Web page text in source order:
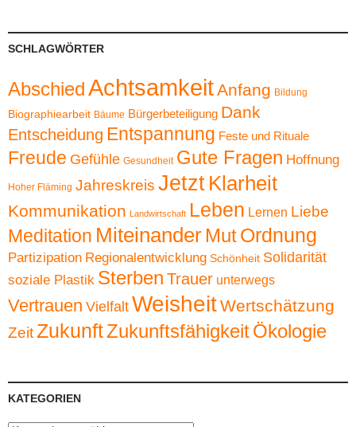
SCHLAGWÖRTER
AbschiedAchtsamkeitAnfang Bildung
Biographiearbeit Bäume Bürgerbeteiligung Dank
Entscheidung Entspannung Feste und Rituale
Freude Gefühle Gesundheit Gute Fragen Hoffnung
Hoher Fläming Jahreskreis Jetzt Klarheit
Kommunikation Landwirtschaft Leben Lernen Liebe
Meditation Miteinander MutOrdnung
Partizipation Regionalentwicklung Schönheit Solidarität
soziale Plastik Sterben Trauer unterwegs
Vertrauen Vielfalt WeisheitWertschätzung
ZeitZukunftZukunftsfähigkeitÖkologie
KATEGORIEN